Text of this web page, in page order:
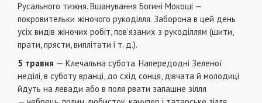
Русального тижня. Вшанування Богині Мокоші —
покровительки жіночого рукоділля. Заборона в цей день
усіх видів жіночих робіт, пов’язаних з рукоділлям (шити,
прати, прясти, виплітати і т. д.).
5 травня — Клечальна субота. Напередодні Зеленої
неділі, в суботу вранці, до схід сонця, дівчата й молодиці
йдуть на левади або в поля рвати запашне зілля